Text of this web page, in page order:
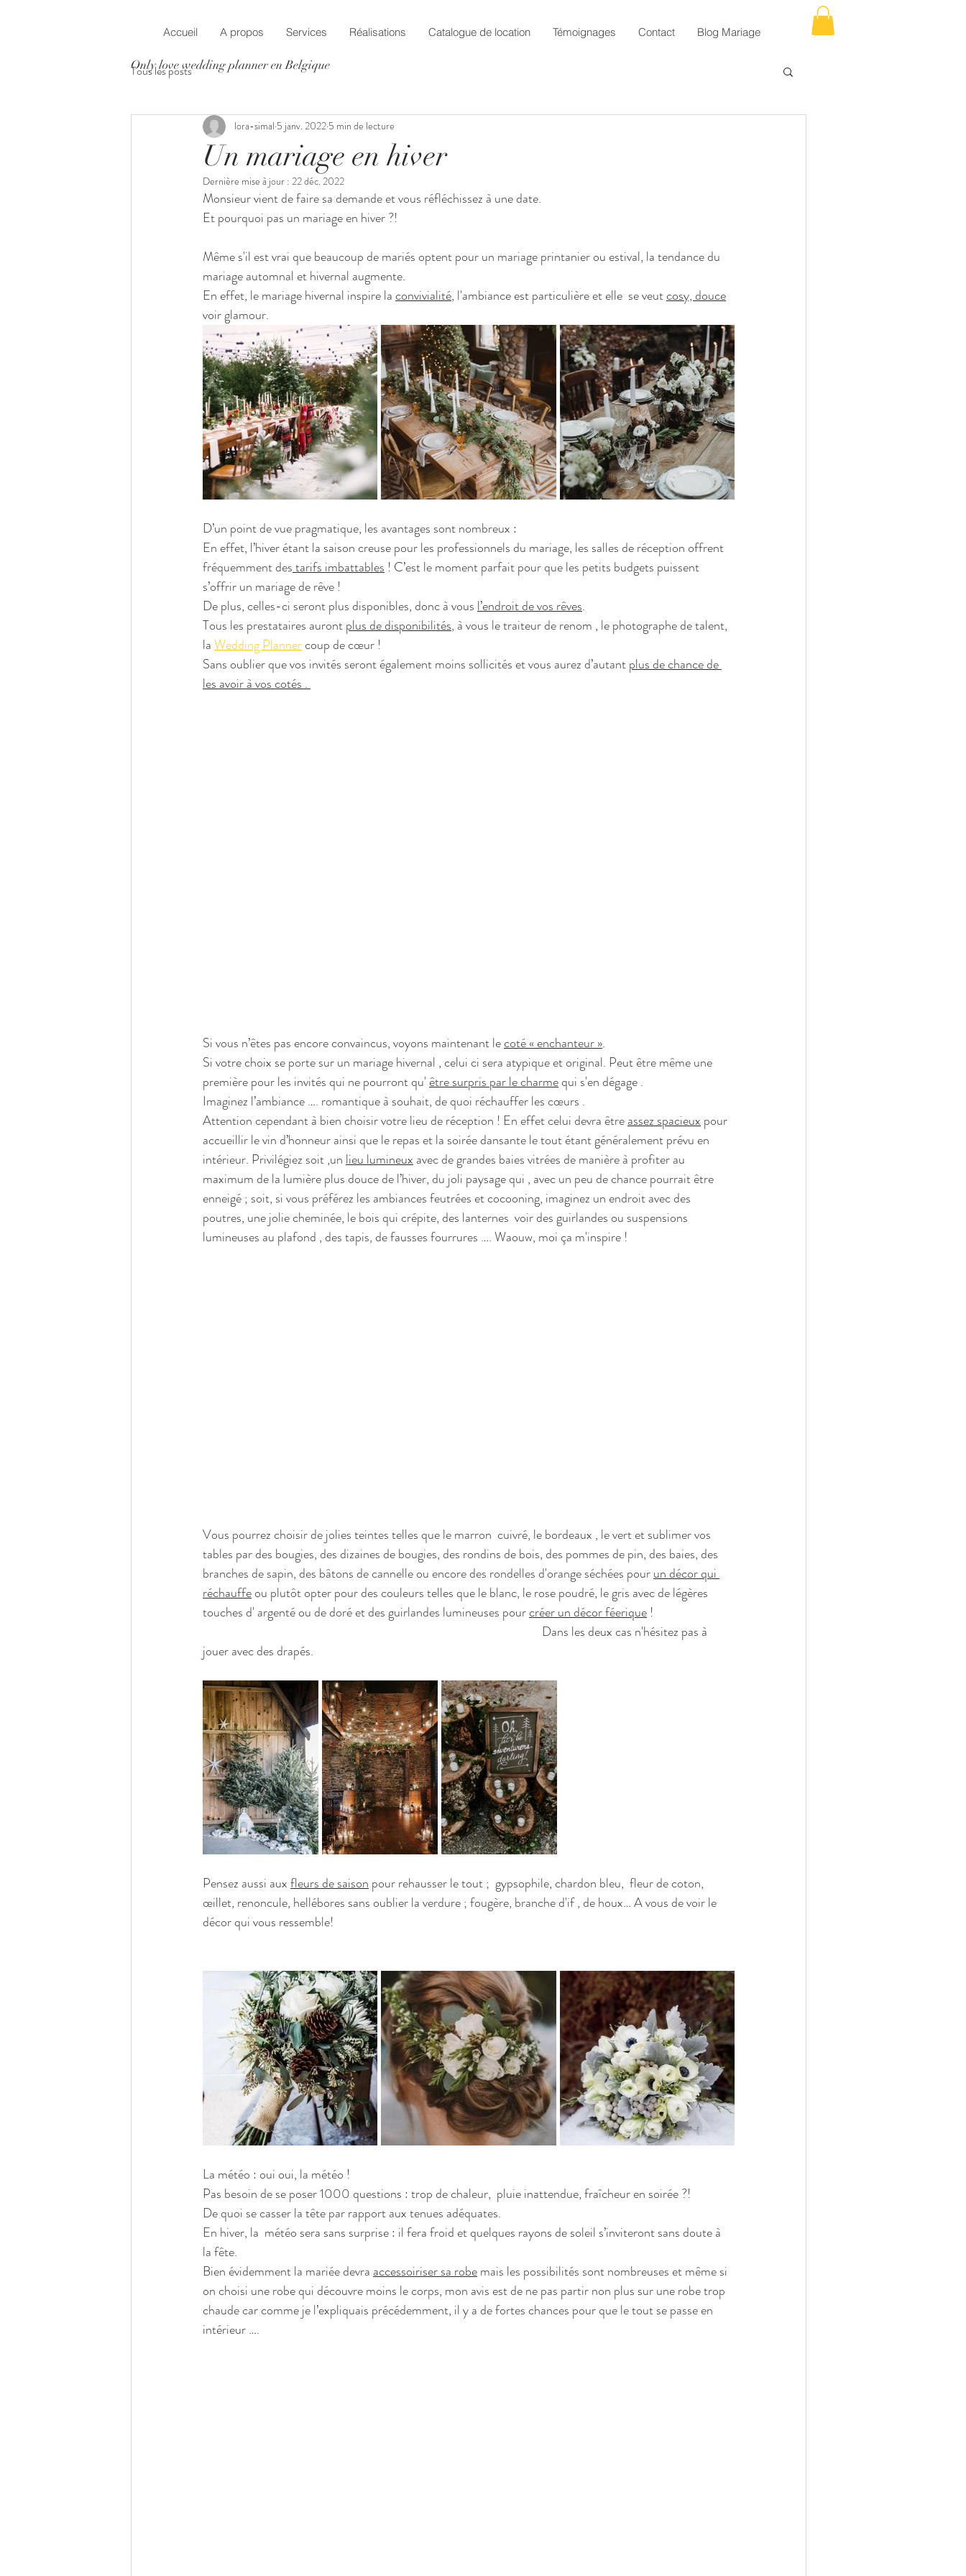
Accueil A propos Services Réalisations Catalogue de location Témoignages Contact Blog Mariage
Tous les posts
Un mariage en hiver
lora-simal 5 janv. 2022 5 min de lecture
Dernière mise à jour : 22 déc. 2022
Monsieur vient de faire sa demande et vous réfléchissez à une date.
Et pourquoi pas un mariage en hiver ?!
Même s'il est vrai que beaucoup de mariés optent pour un mariage printanier ou estival, la tendance du
mariage automnal et hivernal augmente.
En effet, le mariage hivernal inspire la convivialité, l'ambiance est particulière et elle  se veut cosy, douce
voir glamour.
D’un point de vue pragmatique, les avantages sont nombreux :
En effet, l’hiver étant la saison creuse pour les professionnels du mariage, les salles de réception offrent
fréquemment des tarifs imbattables ! C’est le moment parfait pour que les petits budgets puissent
s’offrir un mariage de rêve !
De plus, celles-ci seront plus disponibles, donc à vous l’endroit de vos rêves.
Tous les prestataires auront plus de disponibilités, à vous le traiteur de renom , le photographe de talent,
la Wedding Planner coup de cœur !
Sans oublier que vos invités seront également moins sollicités et vous aurez d’autant plus de chance de
les avoir à vos cotés .
Si vous n’êtes pas encore convaincus, voyons maintenant le coté « enchanteur ».
Si votre choix se porte sur un mariage hivernal , celui ci sera atypique et original. Peut être même une
première pour les invités qui ne pourront qu' être surpris par le charme qui s'en dégage .
Imaginez l’ambiance …. romantique à souhait, de quoi réchauffer les cœurs .
Attention cependant à bien choisir votre lieu de réception ! En effet celui devra être assez spacieux pour
accueillir le vin d’honneur ainsi que le repas et la soirée dansante le tout étant généralement prévu en
intérieur. Privilégiez soit ,un lieu lumineux avec de grandes baies vitrées de manière à profiter au
maximum de la lumière plus douce de l’hiver, du joli paysage qui , avec un peu de chance pourrait être
enneigé ; soit, si vous préférez les ambiances feutrées et cocooning, imaginez un endroit avec des
poutres, une jolie cheminée, le bois qui crépite, des lanternes  voir des guirlandes ou suspensions
lumineuses au plafond , des tapis, de fausses fourrures …. Waouw, moi ça m'inspire !
Vous pourrez choisir de jolies teintes telles que le marron  cuivré, le bordeaux , le vert et sublimer vos
tables par des bougies, des dizaines de bougies, des rondins de bois, des pommes de pin, des baies, des
branches de sapin, des bâtons de cannelle ou encore des rondelles d'orange séchées pour un décor qui
réchauffe ou plutôt opter pour des couleurs telles que le blanc, le rose poudré, le gris avec de légères
touches d' argenté ou de doré et des guirlandes lumineuses pour créer un décor féerique !
                                                                                                                      Dans les deux cas n'hésitez pas à
jouer avec des drapés.
Pensez aussi aux fleurs de saison pour rehausser le tout ;  gypsophile, chardon bleu,  fleur de coton,
œillet, renoncule, hellébores sans oublier la verdure ; fougère, branche d'if , de houx… A vous de voir le
décor qui vous ressemble!
La météo : oui oui, la météo !
Pas besoin de se poser 1000 questions : trop de chaleur,  pluie inattendue, fraîcheur en soirée ?!
De quoi se casser la tête par rapport aux tenues adéquates.
En hiver, la  météo sera sans surprise : il fera froid et quelques rayons de soleil s’inviteront sans doute à
la fête.
Bien évidemment la mariée devra accessoiriser sa robe mais les possibilités sont nombreuses et même si
on choisi une robe qui découvre moins le corps, mon avis est de ne pas partir non plus sur une robe trop
chaude car comme je l’expliquais précédemment, il y a de fortes chances pour que le tout se passe en
intérieur ….
Only love wedding planner en Belgique